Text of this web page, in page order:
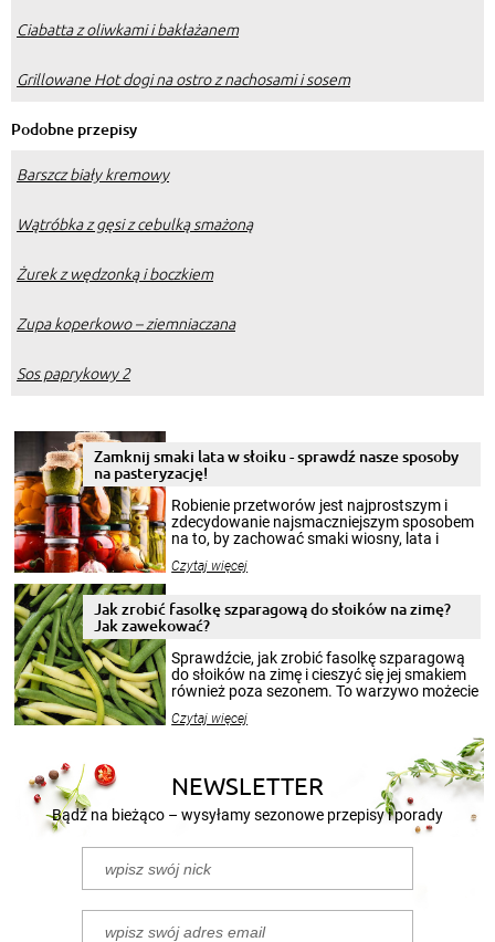
Ciabatta z oliwkami i bakłażanem
Grillowane Hot dogi na ostro z nachosami i sosem
Podobne przepisy
Barszcz biały kremowy
Wątróbka z gęsi z cebulką smażoną
Żurek z wędzonką i boczkiem
Zupa koperkowo – ziemniaczana
Sos paprykowy 2
Zamknij smaki lata w słoiku - sprawdź nasze sposoby
na pasteryzację!
Robienie przetworów jest najprostszym i
zdecydowanie najsmaczniejszym sposobem
na to, by zachować smaki wiosny, lata i
krajobrazów, by cieszyć nimi oko w sezonie
pełni poczuć atmosferę cieplejszych
miesięcy. Przygotowanie słoików ze
patenty, które pozwolą zachować świeżość
przetworów.
Czytaj więcej
Jak zrobić fasolkę szparagową do słoików na zimę?
Jak zawekować?
Sprawdźcie, jak zrobić fasolkę szparagową
do słoików na zimę i cieszyć się jej smakiem
również poza sezonem. To warzywo możecie
nasze propozycje!
Czytaj więcej
NEWSLETTER
Bądź na bieżąco – wysyłamy sezonowe przepisy i porady